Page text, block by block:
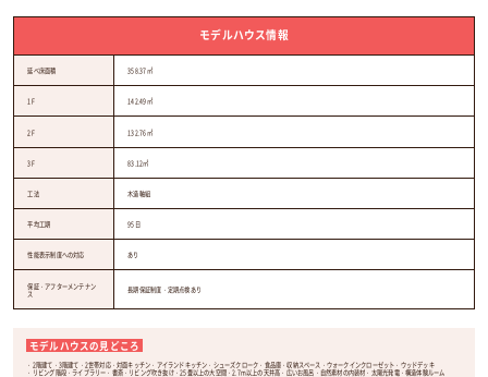
モデルハウス情報
延べ床面積 358.37㎡
1F 142.49㎡
2F 132.76㎡
3F 83.12㎡
工法 木造軸組
平均工期 95日
性能表示制度への対応 あり
保証・アフターメンテナン
ス
長期保証制度・定期点検あり
モデルハウスの見どころ
2階建て 3階建て 2世帯対応 対面キッチン アイランドキッチン シューズクローク 食品庫 収納スペース ウォークインクローゼット
ウッドデッキ
リビング階段
ライブラリー・書斎 リビング吹き抜け 25畳以上の大空間 2.7m以上の天井高 広いお風呂 自然素材の内装材 太陽光発電 構造体験ルーム